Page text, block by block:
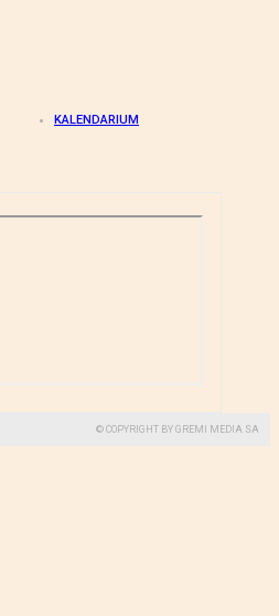
KALENDARIUM
© COPYRIGHT BY GREMI MEDIA SA